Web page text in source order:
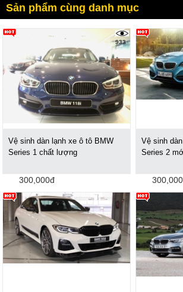
Sản phẩm cùng danh mục
933
Vệ sinh dàn lạnh xe ô tô BMW
Series 1 chất lượng
300,000đ
Vệ sinh
Series 2